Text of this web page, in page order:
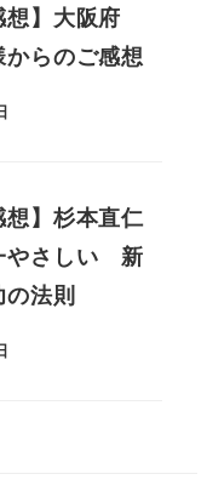
想】大阪府
らのご感想
想】杉本直仁
やさしい 新
の法則